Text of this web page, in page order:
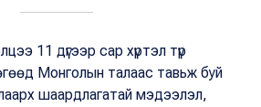
11 дүгээр сар хүртэл түр
Монголын талаас тавьж буй
шаардлагатай мэдээлэл,